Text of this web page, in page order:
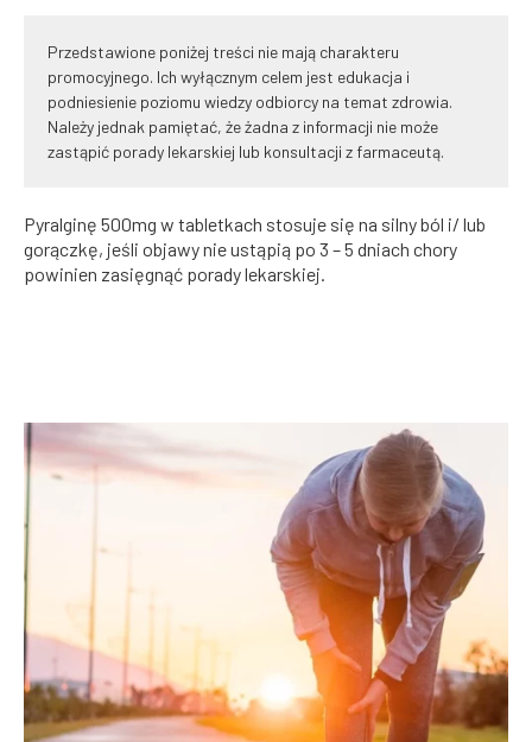
Przedstawione poniżej treści nie mają charakteru
promocyjnego. Ich wyłącznym celem jest edukacja i
podniesienie poziomu wiedzy odbiorcy na temat zdrowia.
Należy jednak pamiętać, że żadna z informacji nie może
zastąpić porady lekarskiej lub konsultacji z farmaceutą.
Pyralginę 500mg w tabletkach stosuje się na silny ból i/ lub
gorączkę, jeśli objawy nie ustąpią po 3 – 5 dniach chory
powinien zasięgnąć porady lekarskiej.